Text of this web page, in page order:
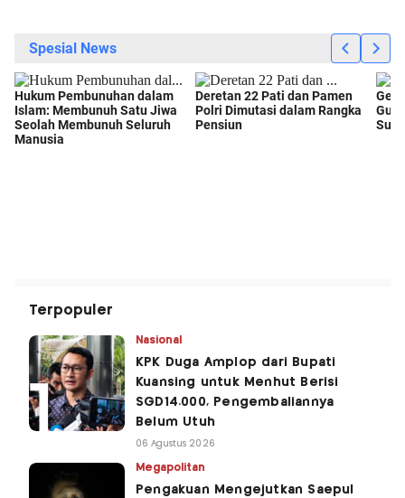
Terpopuler
Nasional
KPK Duga Amplop dari Bupati
Kuansing untuk Menhut Berisi
SGD14.000, Pengembaliannya
Belum Utuh
06 Agustus 2026
Megapolitan
Pengakuan Mengejutkan Saepul